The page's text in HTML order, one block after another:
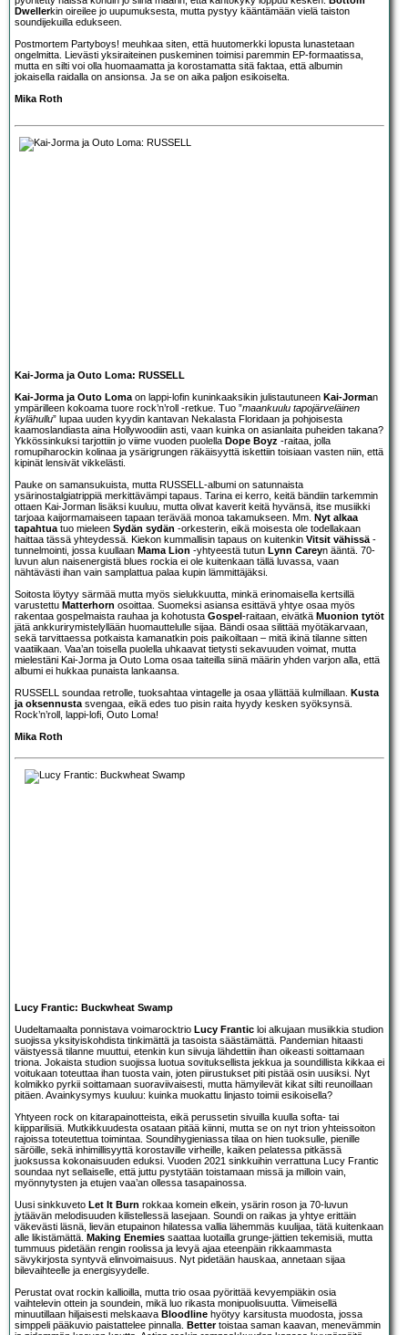
Dwellerkin oireilee jo uupumuksesta, mutta pystyy kääntämään vielä taiston
soundijekuilla edukseen.
Postmortem Partyboys! meuhkaa siten, että huutomerkki lopusta lunastetaan
ongelmitta. Lievästi yksiraiteinen puskeminen toimisi paremmin EP-formaatissa,
mutta en silti voi olla huomaamatta ja korostamatta sitä faktaa, että albumin
jokaisella raidalla on ansionsa. Ja se on aika paljon esikoiselta.
Mika Roth
Kai-Jorma ja Outo Loma: RUSSELL
Kai-Jorma ja Outo Loma on lappi-lofin kuninkaaksikin julistautuneen Kai-Jorman
ympärilleen kokoama tuore rock’n’roll -retkue. Tuo ”maankuulu tapojärveläinen
kylähullu” lupaa uuden kyydin kantavan Nekalasta Floridaan ja pohjoisesta
kaamoslandiasta aina Hollywoodiin asti, vaan kuinka on asianlaita puheiden takana?
Ykkössinkuksi tarjottiin jo viime vuoden puolella Dope Boyz -raitaa, jolla
romupiharockin kolinaa ja ysärigrungen räkäisyyttä iskettiin toisiaan vasten niin, että
kipinät lensivät vikkelästi.
Pauke on samansukuista, mutta RUSSELL-albumi on satunnaista
ysärinostalgiatrippiä merkittävämpi tapaus. Tarina ei kerro, keitä bändiin tarkemmin
ottaen Kai-Jorman lisäksi kuuluu, mutta olivat kaverit keitä hyvänsä, itse musiikki
tarjoaa kaijormamaiseen tapaan terävää monoa takamukseen. Mm. Nyt alkaa
tapahtua tuo mieleen Sydän sydän -orkesterin, eikä moisesta ole todellakaan
haittaa tässä yhteydessä. Kiekon kummallisin tapaus on kuitenkin Vitsit vähissä -
tunnelmointi, jossa kuullaan Mama Lion -yhtyeestä tutun Lynn Careyn ääntä. 70-
luvun alun naisenergistä blues rockia ei ole kuitenkaan tällä luvassa, vaan
nähtävästi ihan vain samplattua palaa kupin lämmittäjäksi.
Soitosta löytyy särmää mutta myös sielukkuutta, minkä erinomaisella kertsillä
varustettu Matterhorn osoittaa. Suomeksi asiansa esittävä yhtye osaa myös
rakentaa gospelmaista rauhaa ja kohotusta Gospel-raitaan, eivätkä Muonion tytöt
jätä ankkurirymistelyllään huomauttelulle sijaa. Bändi osaa silittää myötäkarvaan,
sekä tarvittaessa potkaista kamanatkin pois paikoiltaan – mitä ikinä tilanne sitten
vaatiikaan. Vaa’an toisella puolella uhkaavat tietysti sekavuuden voimat, mutta
mielestäni Kai-Jorma ja Outo Loma osaa taiteilla siinä määrin yhden varjon alla, että
albumi ei hukkaa punaista lankaansa.
RUSSELL soundaa retrolle, tuoksahtaa vintagelle ja osaa yllättää kulmillaan. Kusta
ja oksennusta svengaa, eikä edes tuo pisin raita hyydy kesken syöksynsä.
Rock’n’roll, lappi-lofi, Outo Loma!
Mika Roth
Lucy Frantic: Buckwheat Swamp
Uudeltamaalta ponnistava voimarocktrio Lucy Frantic loi alkujaan musiikkia studion
suojissa yksityiskohdista tinkimättä ja tasoista säästämättä. Pandemian hitaasti
väistyessä tilanne muuttui, etenkin kun siivuja lähdettiin ihan oikeasti soittamaan
triona. Jokaista studion suojissa luotua sovituksellista jekkua ja soundillista kikkaa ei
voitukaan toteuttaa ihan tuosta vain, joten piirustukset piti pistää osin uusiksi. Nyt
kolmikko pyrkii soittamaan suoraviivaisesti, mutta hämyilevät kikat silti reunoillaan
pitäen. Avainkysymys kuuluu: kuinka muokattu linjasto toimii esikoisella?
Yhtyeen rock on kitarapainotteista, eikä perussetin sivuilla kuulla softa- tai
kiipparilisiä. Mutkikkuudesta osataan pitää kiinni, mutta se on nyt trion yhteissoiton
rajoissa toteutettua toimintaa. Soundihygieniassa tilaa on hien tuoksulle, pienille
säröille, sekä inhimillisyyttä korostaville virheille, kaiken pelatessa pitkässä
juoksussa kokonaisuuden eduksi. Vuoden 2021 sinkkuihin verrattuna Lucy Frantic
soundaa nyt sellaiselle, että juttu pystytään toistamaan missä ja milloin vain,
myönnytysten ja etujen vaa’an ollessa tasapainossa.
Uusi sinkkuveto Let It Burn rokkaa komein elkein, ysärin roson ja 70-luvun
jytäävän melodisuuden kilistellessä lasejaan. Soundi on raikas ja yhtye erittäin
väkevästi läsnä, lievän etupainon hilatessa vallia lähemmäs kuulijaa, tätä kuitenkaan
alle likistämättä. Making Enemies saattaa luotailla grunge-jättien tekemisiä, mutta
tummuus pidetään rengin roolissa ja levyä ajaa eteenpäin rikkaammasta
sävykirjosta syntyvä elinvoimaisuus. Nyt pidetään hauskaa, annetaan sijaa
bilevaihteelle ja energisyydelle.
Perustat ovat rockin kallioilla, mutta trio osaa pyörittää kevyempiäkin osia
vaihtelevin ottein ja soundein, mikä luo rikasta monipuolisuutta. Viimeisellä
minuutillaan hiljaisesti melskaava Bloodline hyötyy karsitusta muodosta, jossa
simppeli pääkuvio paistattelee pinnalla. Bettertoistaa saman kaavan, menevämmin